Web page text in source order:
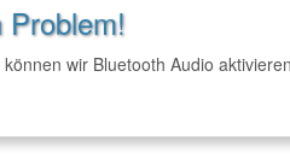
Problem!
wir Bluetooth Audio